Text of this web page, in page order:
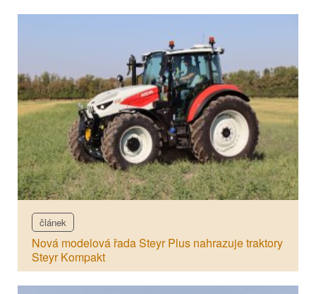
článek
Nová modelová řada Steyr Plus nahrazuje traktory
Steyr Kompakt